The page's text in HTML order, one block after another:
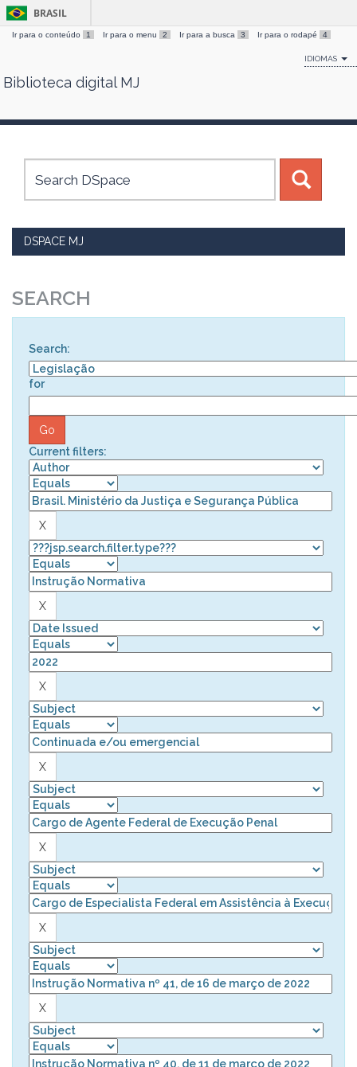
Skip
BRASIL
Ir para o conteúdo 1 Ir para o menu 2 Ir para a busca 3 Ir para o rodapé 4
IDIOMAS
Biblioteca digital MJ
DSPACE MJ
SEARCH
Search:
for
Current filters: